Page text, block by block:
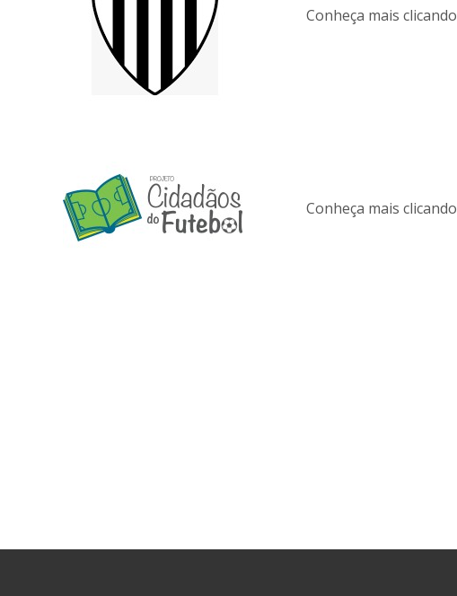
Conheça mais clicando
Conheça mais clicando